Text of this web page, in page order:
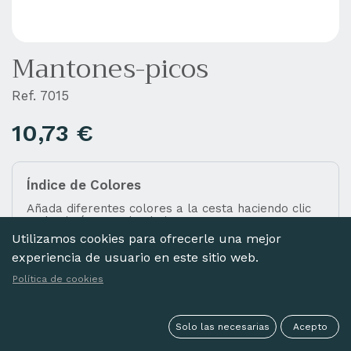
Mantones-picos
Índice de Colores
Añada diferentes colores a la cesta haciendo clic
en las imágenes de abajo.
Ref. 7015
10,73 €
Utilizamos cookies para ofrecerle una mejor
experiencia de usuario en este sitio web.
Política de cookies
Solo las necesarias Acepto